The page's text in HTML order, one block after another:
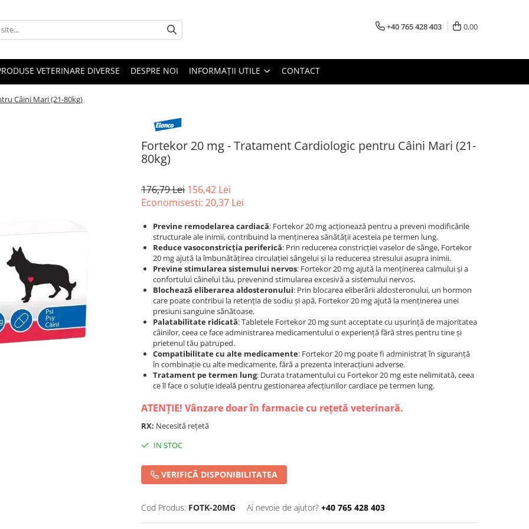
+40 765 428 403 0,00
VETERINARE DIVERSE DESPRE NOI INFORMAȚII UTILE CONTACT
Câini Mari (21-80kg)
Fortekor 20 mg - Tratament Cardiologic pentru Câini Mari (21-
80kg)
176,79 Lei 156,42 Lei
Economisesti: 20,37 Lei
Previne remodelarea cardiacă: Fortekor 20 mg acționează pentru a preveni modificările
structurale ale inimii, contribuind la menținerea sănătății acesteia pe termen lung.
Reduce vasoconstricția periferică: Prin reducerea constricției vaselor de sânge, Fortekor
20 mg ajută la îmbunătățirea circulației sângelui și la reducerea stresului asupra inimii.
Previne stimularea sistemului nervos: Fortekor 20 mg ajută la menținerea calmului și a
confortului câinelui tău, prevenind stimularea excesivă a sistemului nervos.
Blochează eliberarea aldosteronului: Prin blocarea eliberării aldosteronului, un hormon
care poate contribui la retenția de sodiu și apă, Fortekor 20 mg ajută la menținerea unei
presiuni sanguine sănătoase.
Palatabilitate ridicată: Tabletele Fortekor 20 mg sunt acceptate cu ușurință de majoritatea
câinilor, ceea ce face administrarea medicamentului o experiență fără stres pentru tine și
prietenul tău patruped.
Compatibilitate cu alte medicamente: Fortekor 20 mg poate fi administrat în siguranță
în combinație cu alte medicamente, fără a prezenta interacțiuni adverse.
Tratament pe termen lung: Durata tratamentului cu Fortekor 20 mg este nelimitată, ceea
ce îl face o soluție ideală pentru gestionarea afecțiunilor cardiace pe termen lung.
ATENȚIE! Vânzare doar în farmacie cu rețetă veterinară.
RX: Necesită rețetă
IN STOC
VERIFICĂ DISPONIBILITATEA
Cod Produs: FOTK-20MG Ai nevoie de ajutor? +40 765 428 403